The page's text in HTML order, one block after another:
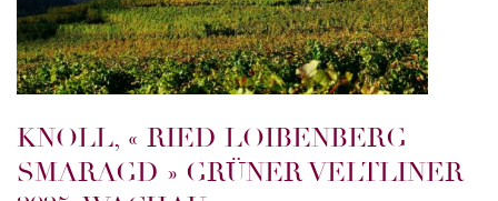
KNOLL, « RIED LOIBENBERG
SMARAGD » GRÜNER VELTLINER